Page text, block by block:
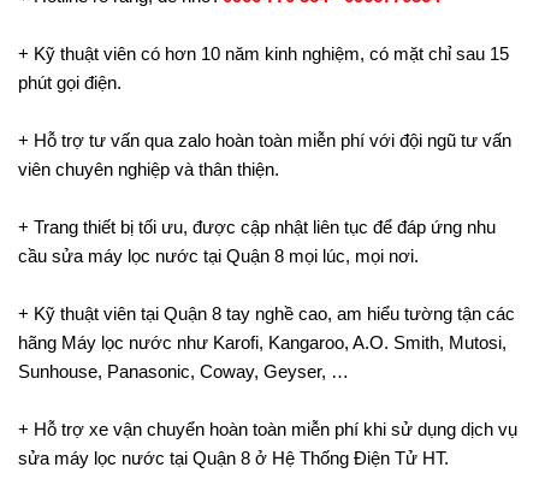
+ Kỹ thuật viên có hơn 10 năm kinh nghiệm, có mặt chỉ sau 15
phút gọi điện.
+ Hỗ trợ tư vấn qua zalo hoàn toàn miễn phí với đội ngũ tư vấn
viên chuyên nghiệp và thân thiện.
+ Trang thiết bị tối ưu, được cập nhật liên tục để đáp ứng nhu
cầu sửa máy lọc nước tại Quận 8 mọi lúc, mọi nơi.
+ Kỹ thuật viên tại Quận 8 tay nghề cao, am hiểu tường tận các
hãng Máy lọc nước như Karofi, Kangaroo, A.O. Smith, Mutosi,
Sunhouse, Panasonic, Coway, Geyser, …
+ Hỗ trợ xe vận chuyển hoàn toàn miễn phí khi sử dụng dịch vụ
sửa máy lọc nước tại Quận 8 ở Hệ Thống Điện Tử HT.